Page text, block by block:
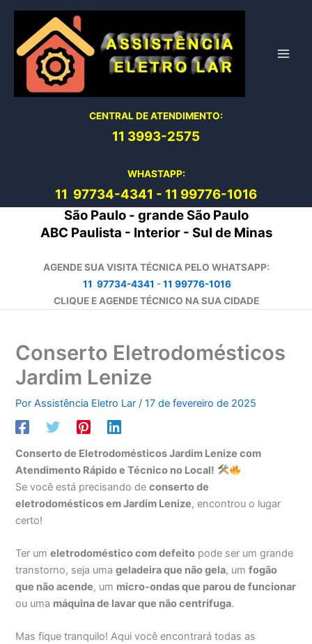
conteúdo
CENTRAL DE ATENDIMENTO:
11 3993-2575
WHASTAPP:
11 97734-4341 - 11 99776-1016
São Paulo - grande São Paulo
ABC Paulista - Interior - Sul de Minas
AGENDE SUA VISITA TÉCNICA PELO WHATSAPP:
11 97734-4341 -11 99776-1016
CLIQUE E AGENDE TÉCNICO NA SUA CIDADE
Conserto Eletrodomésticos
Jardim Lenize
PorAssistência Eletro Lar/17 de fevereiro de 2025
Conserto de Eletrodomésticos Jardim Lenize com
Atendimento Rápido e Técnico no Local!
Se você está precisando deconserto de
eletrodomésticos em Jardim Lenize, encontrou o lugar
certo!
Ter umeletrodoméstico com defeito pode ser um grande
transtorno, seja umageladeira que não gela, umfogão
que não acende, um micro-ondas que parou de funcionar
ou uma máquina de lavar que não centrifuga.
Mas fique tranquilo! Aqui você encontrará todas as